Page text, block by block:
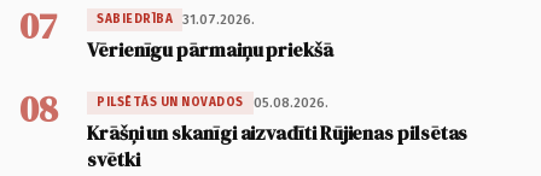
07 SABIEDRĪBA 31.07.2026.
Vērienīgu pārmaiņu priekšā
08 PILSĒTĀS UN NOVADOS 05.08.2026.
Krāšņi un skanīgi aizvadīti Rūjienas pilsētas
svētki